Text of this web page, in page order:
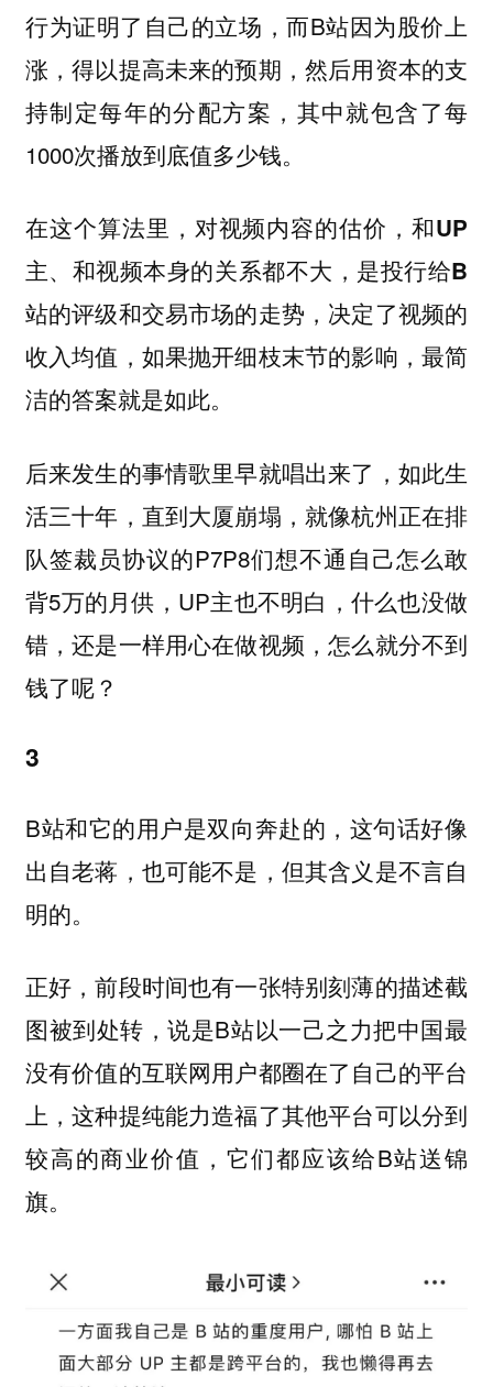
行为证明了自己的立场，而B站因为股价上
涨，得以提高未来的预期，然后用资本的支
持制定每年的分配方案，其中就包含了每
1000次播放到底值多少钱。
在这个算法里，对视频内容的估价，和UP
主、和视频本身的关系都不大，是投行给B
站的评级和交易市场的走势，决定了视频的
收入均值，如果抛开细枝末节的影响，最简
洁的答案就是如此。
后来发生的事情歌里早就唱出来了，如此生
活三十年，直到大厦崩塌，就像杭州正在排
队签裁员协议的P7P8们想不通自己怎么敢
背5万的月供，UP主也不明白，什么也没做
错，还是一样用心在做视频，怎么就分不到
钱了呢？
3
B站和它的用户是双向奔赴的，这句话好像
出自老蒋，也可能不是，但其含义是不言自
明的。
正好，前段时间也有一张特别刻薄的描述截
图被到处转，说是B站以一己之力把中国最
没有价值的互联网用户都圈在了自己的平台
上，这种提纯能力造福了其他平台可以分到
较高的商业价值，它们都应该给B站送锦
旗。